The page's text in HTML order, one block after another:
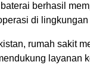
berhasil
di
rumah sakit
layanan